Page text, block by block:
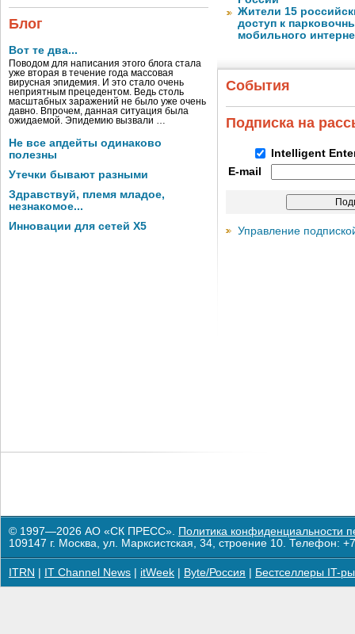
Блог
Вот те два...
Поводом для написания этого блога стала
уже вторая в течение года массовая
вирусная эпидемия. И это стало очень
неприятным прецедентом. Ведь столь
масштабных заражений не было уже очень
давно. Впрочем, данная ситуация была
ожидаемой. Эпидемию вызвали …
Не все апдейты одинаково
полезны
Утечки бывают разными
Здравствуй, племя младое,
незнакомое...
Инновации для сетей X5
Жители 15
доступ к
мобильного
События
Подписка на
Intelligent
E-mail
Управление
© 1997—2026 АО «СК ПРЕСС». Политика конфиденциальности
109147 г. Москва, ул. Марксистская, 34, строение 10. Телефон:
ITRN IT Channel News itWeek Byte/Россия Бестселлеры IT-